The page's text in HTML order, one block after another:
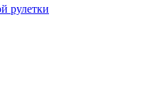
рулетки